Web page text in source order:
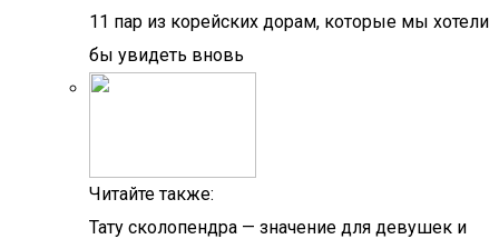
11 пар из корейских дорам, которые мы хотели
бы увидеть вновь
Читайте также:
Тату сколопендра — значение для девушек и